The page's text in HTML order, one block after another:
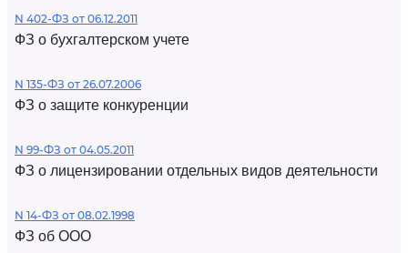
N 402-ФЗ от 06.12.2011
ФЗ о бухгалтерском учете
N 135-ФЗ от 26.07.2006
ФЗ о защите конкуренции
N 99-ФЗ от 04.05.2011
ФЗ о лицензировании отдельных видов деятельности
N 14-ФЗ от 08.02.1998
ФЗ об ООО